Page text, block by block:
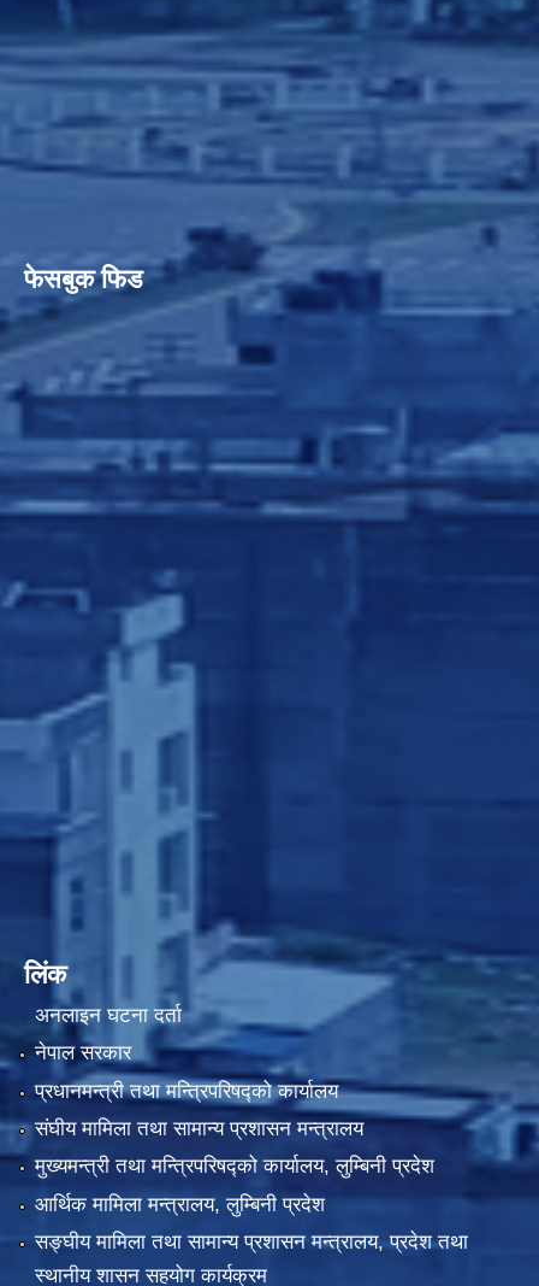
फेसबुक फिड
लिंक
अनलाइन घटना दर्ता
नेपाल सरकार
प्रधानमन्त्री तथा मन्त्रिपरिषद्को कार्यालय
संघीय मामिला तथा सामान्य प्रशासन मन्त्रालय
मुख्यमन्त्री तथा मन्त्रिपरिषद्को कार्यालय, लुम्बिनी प्रदेश
आर्थिक मामिला मन्त्रालय, लुम्बिनी प्रदेश
सङ्घीय मामिला तथा सामान्य प्रशासन मन्त्रालय, प्रदेश तथा
स्थानीय शासन सहयोग कार्यक्रम